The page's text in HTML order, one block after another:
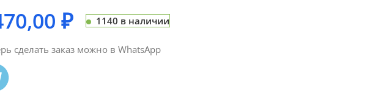
₽ 1140 в наличии
сделать заказ можно в WhatsApp